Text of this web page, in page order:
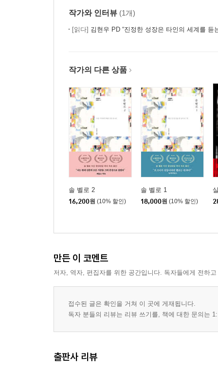
작가와 인터뷰 (1개)
[읽다] 김현우 PD “진정한 성장은 타인의 세계를 듣
작가의 다른 상품
솔 벨로 2
16,200원 (10% 할인)
솔 벨로 1
18,000원 (10% 할인)
만든 이 코멘트
저자, 역자, 편집자를 위한 공간입니다. 독자들에게 전하
접수된 글은 확인을 거쳐 이 곳에 게재됩니다.
독자 분들의 리뷰는 리뷰 쓰기를, 책에 대한 문의는
출판사 리뷰